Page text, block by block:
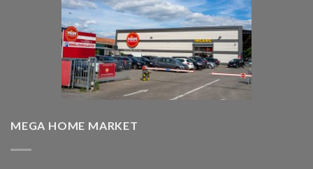
MEGA HOME MARKET